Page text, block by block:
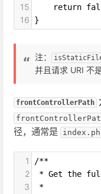
15
return
16 }
注：
并且请求 URI 不
frontControllerPath
径，通常是
1 /**
2 * Get the
3 *